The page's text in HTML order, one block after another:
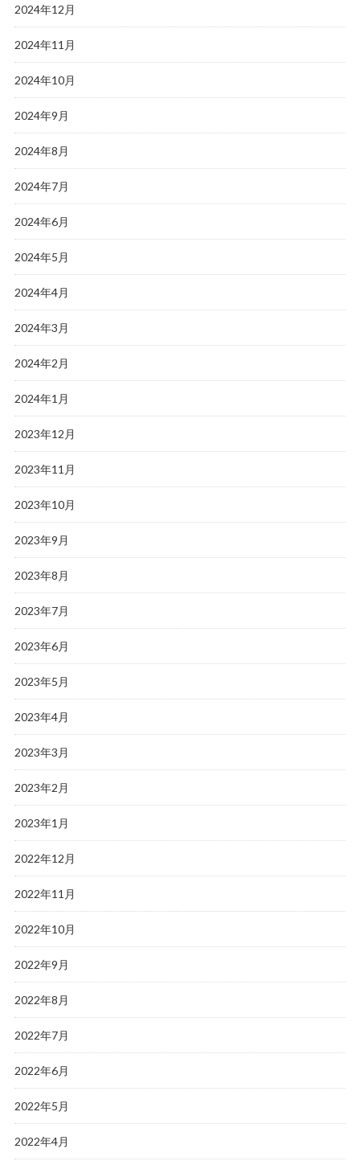
2024年12月
2024年11月
2024年10月
2024年9月
2024年8月
2024年7月
2024年6月
2024年5月
2024年4月
2024年3月
2024年2月
2024年1月
2023年12月
2023年11月
2023年10月
2023年9月
2023年8月
2023年7月
2023年6月
2023年5月
2023年4月
2023年3月
2023年2月
2023年1月
2022年12月
2022年11月
2022年10月
2022年9月
2022年8月
2022年7月
2022年6月
2022年5月
2022年4月